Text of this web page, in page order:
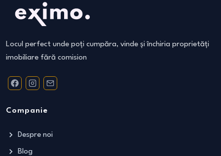
Locul perfect unde poți cumpăra, vinde și închiria proprietăți
imobiliare fără comision
Companie
Despre noi
Blog